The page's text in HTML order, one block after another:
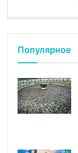
Популярное